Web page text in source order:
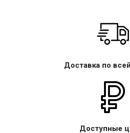
Доставка по
Доступные